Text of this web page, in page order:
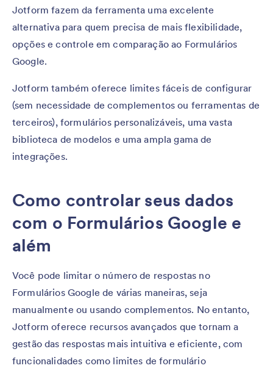
Jotform fazem da ferramenta uma excelente
alternativa para quem precisa de mais flexibilidade,
opções e controle em comparação ao Formulários
Google.
Jotform também oferece limites fáceis de configurar
(sem necessidade de complementos ou ferramentas de
terceiros), formulários personalizáveis, uma vasta
biblioteca de modelos e uma ampla gama de
integrações.
Como controlar seus dados
com o Formulários Google e
além
Você pode limitar o número de respostas no
Formulários Google de várias maneiras, seja
manualmente ou usando complementos. No entanto,
Jotform oferece recursos avançados que tornam a
gestão das respostas mais intuitiva e eficiente, com
funcionalidades como limites de formulário